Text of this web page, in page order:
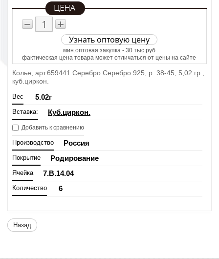
− +
Узнать оптовую цену
мин.оптовая закупка - 30 тыс.руб
фактическая цена товара может отличаться от цены на сайте
Колье, арт.659441 Серебро Серебро 925, р. 38-45, 5,02 гр.,
куб.циркон.
Вес 5.02г
Вставка: Куб.циркон.
Добавить к сравнению
Производство Россия
Покрытие Родирование
Ячейка 7.B.14.04
Количество 6
Назад